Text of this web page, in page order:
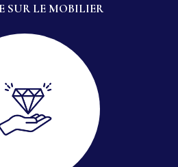
SUR LE MOBILIER